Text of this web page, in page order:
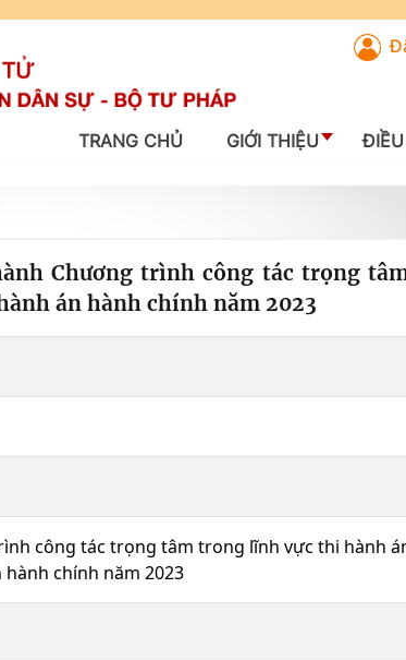
TRANG CHỦ GIỚI THIỆU
Chương trình công tác trọng
án hành chính năm 2023
công tác trọng tâm trong lĩnh vực thi hành
chính năm 2023